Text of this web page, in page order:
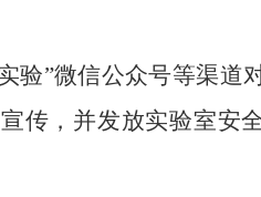
验”微信公众号等渠道
传 ，并发放实验室安